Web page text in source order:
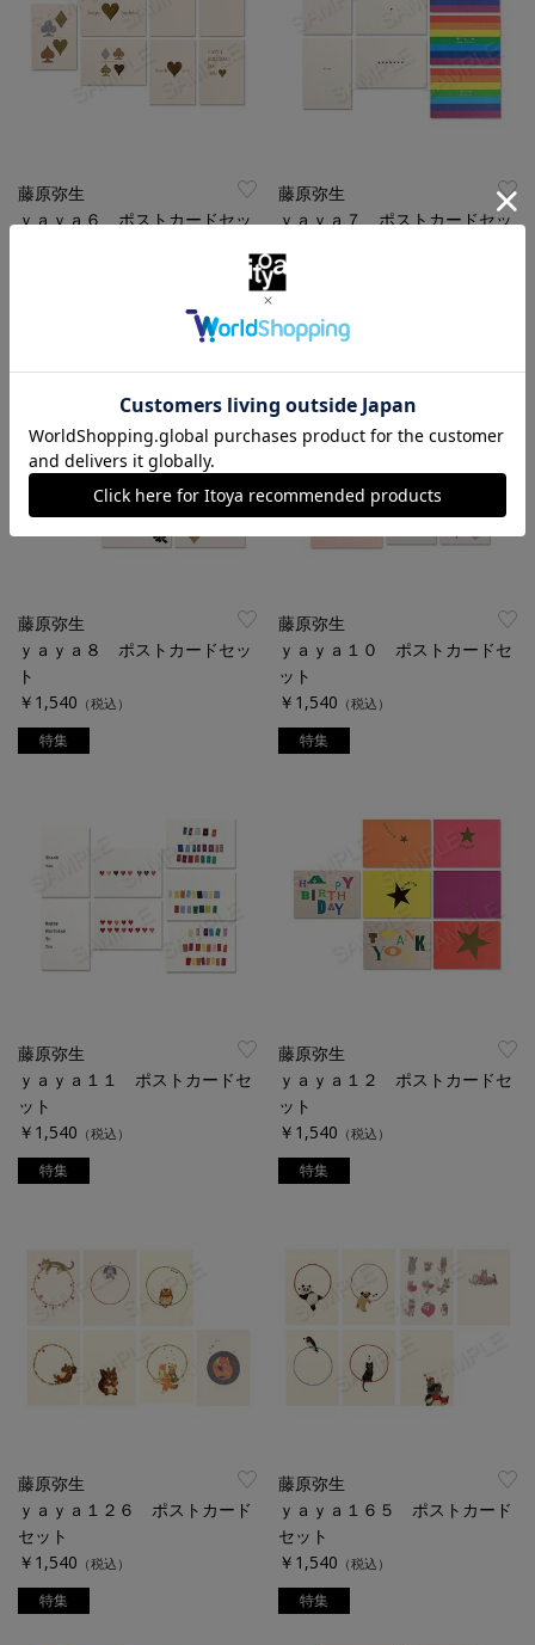
藤原弥生
ｙａｙａ６ ポストカードセッ
藤原弥生
ｙａｙａ７ ポストカードセッ
￥1,540
藤原弥生
ｙａｙａ８ ポストカードセッ
ト
￥1,540 （税込）
特集
藤原弥生
ｙａｙａ１０ ポストカードセ
ット
￥1,540 （税込）
特集
藤原弥生
ｙａｙａ１１ ポストカードセ
ット
￥1,540 （税込）
特集
藤原弥生
ｙａｙａ１２ ポストカードセ
ット
￥1,540 （税込）
特集
藤原弥生
ｙａｙａ１２６ ポストカード
セット
￥1,540 （税込）
特集
藤原弥生
ｙａｙａ１６５ ポストカード
セット
￥1,540 （税込）
特集